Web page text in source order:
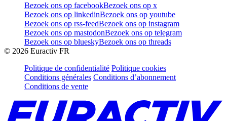
Bezoek ons op facebookBezoek ons op x
Bezoek ons op linkedinBezoek ons op youtube
Bezoek ons op rss-feedBezoek ons op instagram
Bezoek ons op mastodonBezoek ons op telegram
Bezoek ons op blueskyBezoek ons op threads
© 2026 Euractiv FR
Politique de confidentialité Politique cookies
Conditions générales Conditions d’abonnement
Conditions de vente